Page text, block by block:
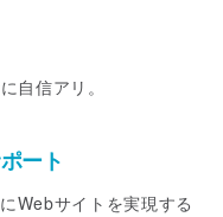
自信アリ。
ート
Webサイトを実現する